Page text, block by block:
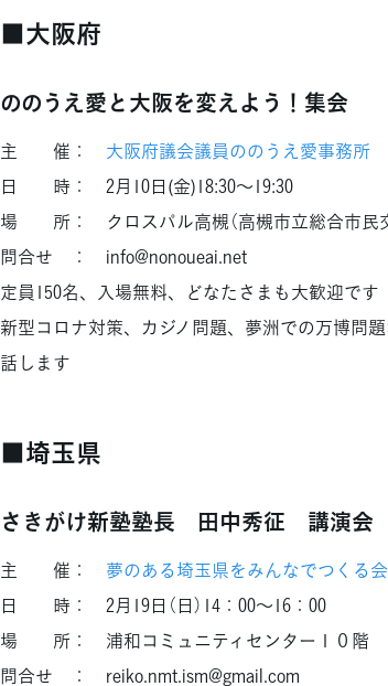
■大阪府
ののうえ愛と大阪を変えよう！集会
主 催： 大阪府議会議員ののうえ愛事務所
日 時： 2月10日(金)18:30〜19:30
場 所： クロスパル高槻（高槻市立総合市民交
問合せ ： info@nonoueai.net
定員150名、入場無料、どなたさまも大歓迎です
新型コロナ対策、カジノ問題、夢洲での万博問
話します
■埼玉県
さきがけ新塾塾長 田中秀征 講演会
主 催： 夢のある埼玉県をみんなでつく
日 時： 2月19日（日）14：00～16：00
場 所： 浦和コミュニティセンター１０階
問合せ ： reiko.nmt.ism@gmail.com